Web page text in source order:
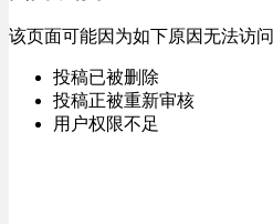
该页面可能因为如下原因无法访问
投稿已被删除
投稿正被重新审核
用户权限不足